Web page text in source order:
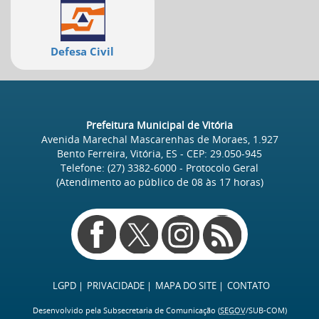
Defesa Civil
Prefeitura Municipal de Vitória
Avenida Marechal Mascarenhas de Moraes, 1.927
Bento Ferreira, Vitória, ES - CEP: 29.050-945
Telefone: (27) 3382-6000 - Protocolo Geral
(Atendimento ao público de 08às 17horas)
LGPD PRIVACIDADE MAPA DO SITE CONTATO
Desenvolvido pela Subsecretaria de Comunicação (SEGOV/SUB-COM)